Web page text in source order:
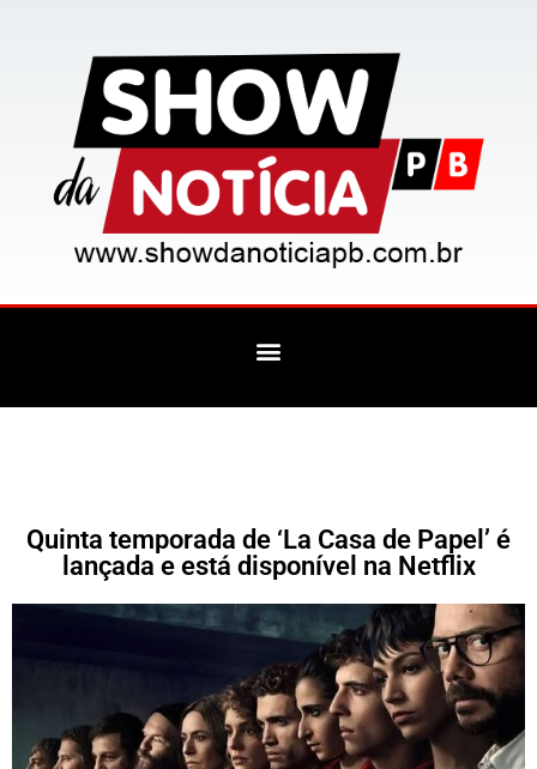
Quinta temporada de ‘La Casa de Papel’ é
lançada e está disponível na Netflix